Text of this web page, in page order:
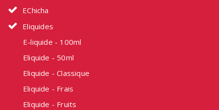
EChicha
Eliquides
E-liquide - 100ml
Eliquide - 50ml
Eliquide - Classique
Eliquide - Frais
Eliquide - Fruits